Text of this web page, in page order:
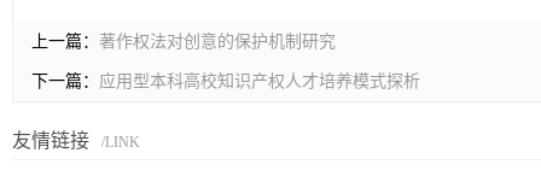
上一篇： 著作权法对创意的保护机制研究
下一篇： 应用型本科高校知识产权人才培养模式探析
友情链接 /LINK